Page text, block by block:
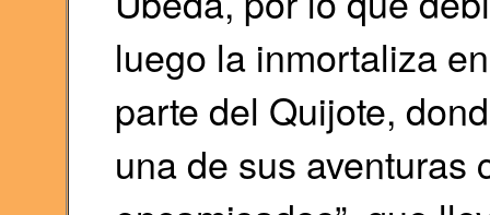
luego la inmortaliza
parte del Quijote,
una de sus aventuras